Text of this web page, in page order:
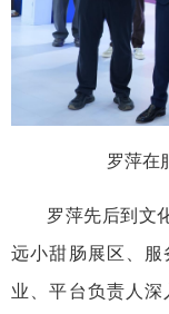
罗萍在
罗萍先后到文
远小甜肠展区、
业、平台负责人